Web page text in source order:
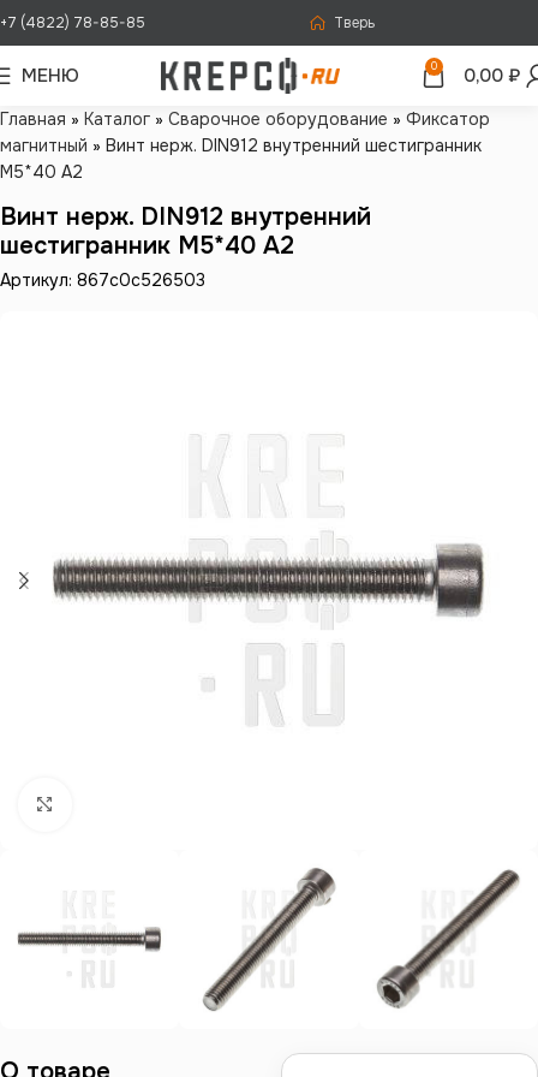
+7 (4822) 78-85-85 Тверь
МЕНЮ 0 0,00 ₽
Главная » Каталог » Сварочное оборудование » Фиксатор
магнитный » Винт нерж. DIN912 внутренний шестигранник
М5*40 А2
Винт нерж. DIN912 внутренний
шестигранник М5*40 А2
Артикул: 867c0c526503